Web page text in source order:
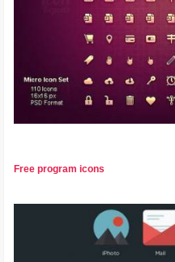
Free program icons